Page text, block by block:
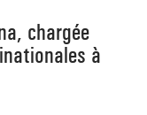
chargée
à